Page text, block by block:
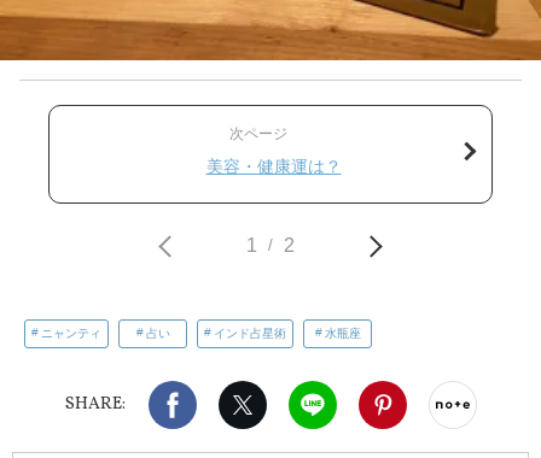
次ページ
美容・健康運は？
1 / 2
ニャンティ 占い インド占星術 水瓶座
SHARE:
Facebook X（旧twitter）
LINE Pinterest